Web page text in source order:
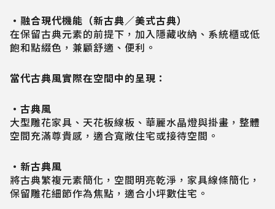
・融合現代機能（新古典／美式古典）
在保留古典元素的前提下，加入隱藏收納、系統櫃或低
飽和點綴色，兼顧舒適、便利。
當代古典風實際在空間中的呈現：
・古典風
大型雕花家具、天花板線板、華麗水晶燈與掛畫，整體
空間充滿尊貴感，適合寬敞住宅或接待空間。
・新古典風
將古典繁複元素簡化，空間明亮乾淨，家具線條簡化，
保留雕花細節作為焦點，適合小坪數住宅。